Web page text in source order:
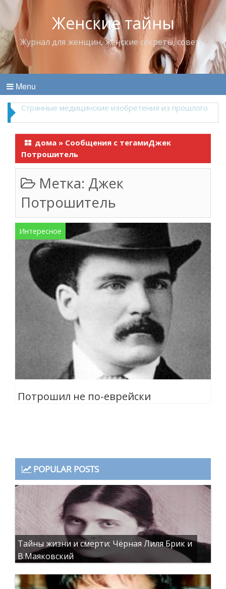
Женские тайны
Журнал для женщин, женские секреты, советы
Menu
Что пить в жару
дома » Сообщения с тегамиДжек
Потрошитель
Метка: Джек
Потрошитель
Интересное
Потрошил не по-еврейски
POPULAR POSTS
Тайны жизни и смерти: Чёрная Лиля Брик и
В.Маяковский